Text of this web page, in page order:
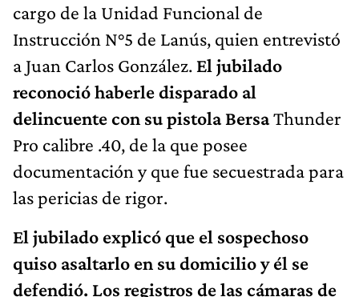
cargo de la Unidad Funcional de
Instrucción N°5 de Lanús, quien entrevistó
a Juan Carlos González. El jubilado
reconoció haberle disparado al
delincuente con su pistola BersaThunder
Pro calibre .40, de la que posee
documentación y que fue secuestrada para
las pericias de rigor.
El jubilado explicó que el sospechoso
quiso asaltarlo en su domicilio y él se
defendió. Los registros de las cámaras de